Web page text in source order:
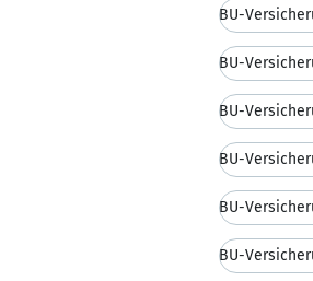
BU-
BU-
BU-
BU-
BU-
BU-